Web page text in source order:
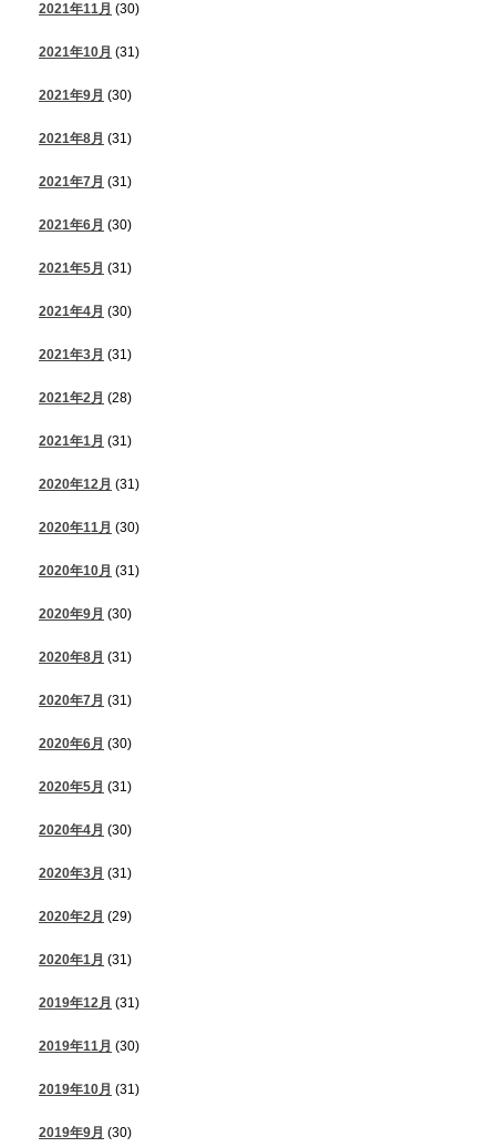
2021年11月 (30)
2021年10月 (31)
2021年9月 (30)
2021年8月 (31)
2021年7月 (31)
2021年6月 (30)
2021年5月 (31)
2021年4月 (30)
2021年3月 (31)
2021年2月 (28)
2021年1月 (31)
2020年12月 (31)
2020年11月 (30)
2020年10月 (31)
2020年9月 (30)
2020年8月 (31)
2020年7月 (31)
2020年6月 (30)
2020年5月 (31)
2020年4月 (30)
2020年3月 (31)
2020年2月 (29)
2020年1月 (31)
2019年12月 (31)
2019年11月 (30)
2019年10月 (31)
2019年9月 (30)